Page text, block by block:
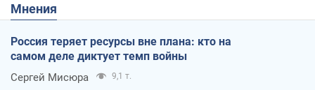
Мнения
Россия теряет ресурсы вне плана: кто на
самом деле диктует темп войны
Сергей Мисюра 9,1 т.